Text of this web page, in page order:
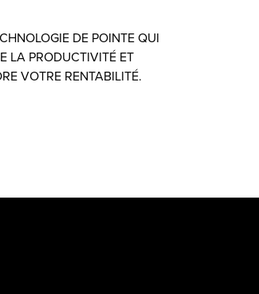
DE POINTE QUI
LA PRODUCTIVITÉ ET
VOTRE RENTABILITÉ.